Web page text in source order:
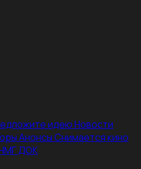
идеюНовости
АнонсыСнимается кино
ДОК